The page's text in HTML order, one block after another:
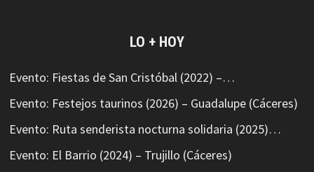
LO + HOY
Evento: Fiestas de San Cristóbal (2022) –…
Evento: Festejos taurinos (2026) – Guadalupe (Cáceres)
Evento: Ruta senderista nocturna solidaria (2025)…
Evento: El Barrio (2024) – Trujillo (Cáceres)